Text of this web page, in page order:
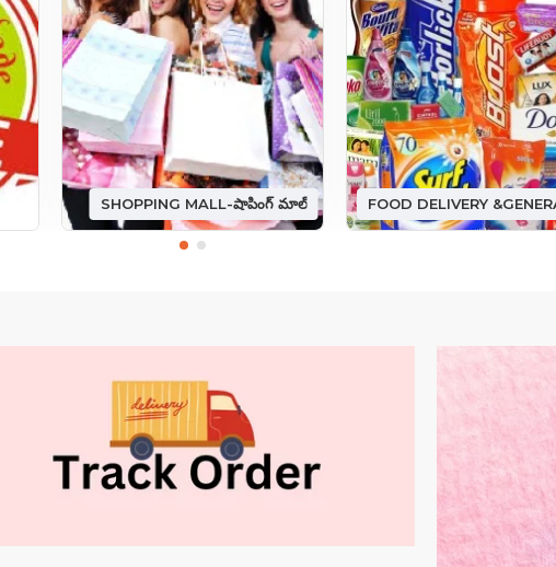
SHOPPING MALL-షాపింగ్ మాల్